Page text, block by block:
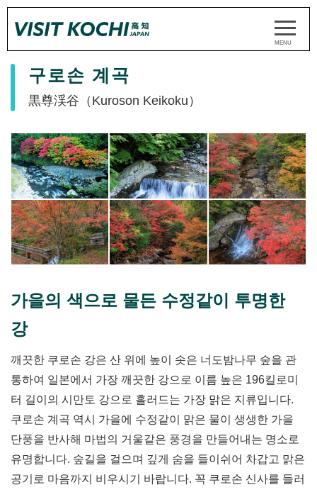
구로손 계곡
黒尊渓谷（Kuroson Keikoku）
가을의 색으로 물든 수정같이 투명한
강
깨끗한 쿠로손 강은 산 위에 높이 솟은 너도밤나무 숲을 관
통하여 일본에서 가장 깨끗한 강으로 이름 높은 196킬로미
터 길이의 시만토 강으로 흘러드는 가장 맑은 지류입니다.
쿠로손 계곡 역시 가을에 수정같이 맑은 물이 생생한 가을
단풍을 반사해 마법의 거울같은 풍경을 만들어내는 명소로
유명합니다. 숲길을 걸으며 깊게 숨을 들이쉬어 차갑고 맑은
공기로 마음까지 비우시기 바랍니다. 꼭 쿠로손 신사를 들러